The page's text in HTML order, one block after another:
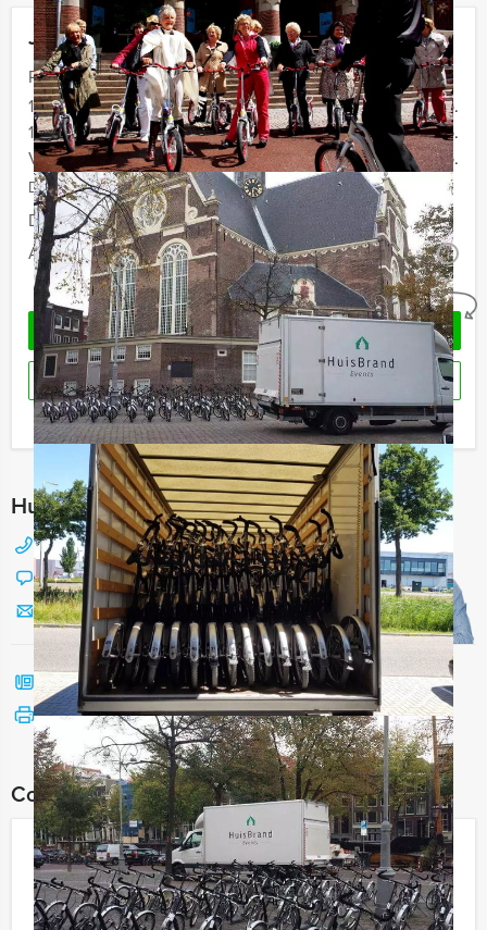
Jouw uitje
Prijs :
12 - 15 personen
€ 79,50 p.p.
16 - 29 personen
€ 76,50 p.p.
Vanaf 30 personen
€ 72,50 p.p.
De prijzen zijn exclusief BTW
Duur:
4 uur
Aantal:
Minimaal 12 personen i
Geheel vrijblijvend
OFFERTE AANVRAGEN
RESERVEREN
Ik heb een vraag over dit uitje
Hulp nodig bij het kiezen?
088 428 81 17
Chat met Jeroen
Stuur ons een mailtje
Bel mij terug
Bekijk printbare versie
Combineer dit uitje met:
Speurtocht Almere
Vanaf€ 22,50 p.p. excl. BTW
Vanaf 12 personen ‐ 2 uur en 30 minuten